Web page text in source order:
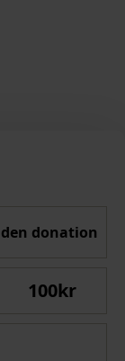
donation
100kr